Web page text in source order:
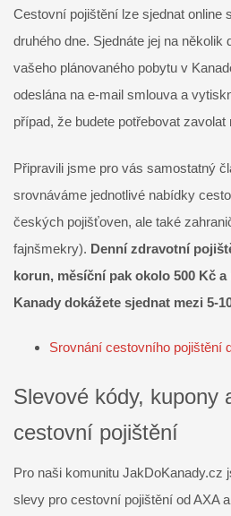
Cestovní pojištění lze sjednat online
druhého dne. Sjednáte jej na
vašeho plánovaného pobytu v
odeslána na e-mail smlouva a
případ, že budete potřebovat zavolat
Připravili jsme pro vás samostatný
srovnáváme jednotlivé nabídky
českých pojišťoven, ale také
fajnšmekry). Denní zdravotní
korun, měsíční pak okolo 500 Kč
Kanady dokážete sjednat mezi 5-
Srovnání cestovního pojištění
Slevové kódy, kupony
cestovní pojištění
Pro naši komunitu JakDoKanady.cz
slevy pro cestovní pojištění od AXA